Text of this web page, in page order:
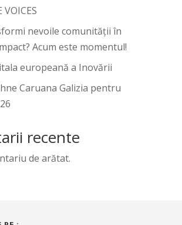
nevoile comunității în
Acum este momentul!
europeană a Inovării
Caruana Galizia pentru
recente
de arătat.